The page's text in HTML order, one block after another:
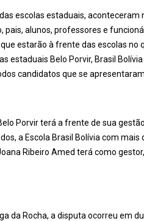
escolas estaduais,
pais, alunos, professores e
estarão à frente das escolas no
estaduais Belo Porvir, Brasil
candidatos que se
Porvir terá a frente de sua
a Escola Brasil Bolívia com
Ribeiro Amed terá como
da Rocha, a disputa ocorreu em